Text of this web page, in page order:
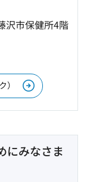
沢市保健所4階
）
にみなさま